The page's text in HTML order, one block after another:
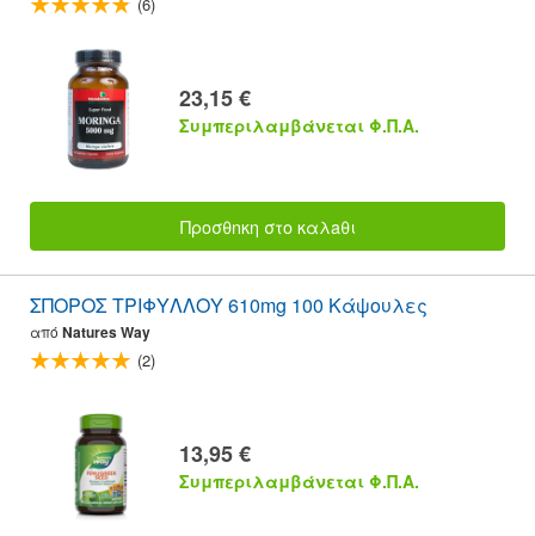
23,15 €
Συμπεριλαμβάνεται Φ.Π.Α.
Προσθnκη στο καλaθι
ΣΠΟΡΟΣ ΤΡΙΦΥΛΛΟΥ 610mg 100 Κάψουλες
από Natures Way
(2)
13,95 €
Συμπεριλαμβάνεται Φ.Π.Α.